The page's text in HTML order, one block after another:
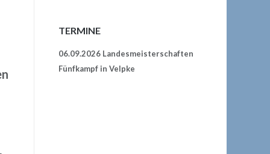
TERMINE
06.09.2026 Landesmeisterschaften
Fünfkampf in Velpke